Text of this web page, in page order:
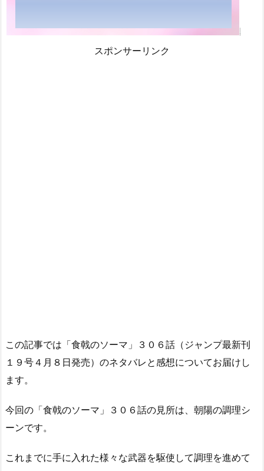
スポンサーリンク
この記事では「食戟のソーマ」３０６話（ジャンプ最新刊
１９号４月８日発売）のネタバレと感想についてお届けし
ます。
今回の「食戟のソーマ」３０６話の見所は、朝陽の調理シ
ーンです。
これまでに手に入れた様々な武器を駆使して調理を進めて